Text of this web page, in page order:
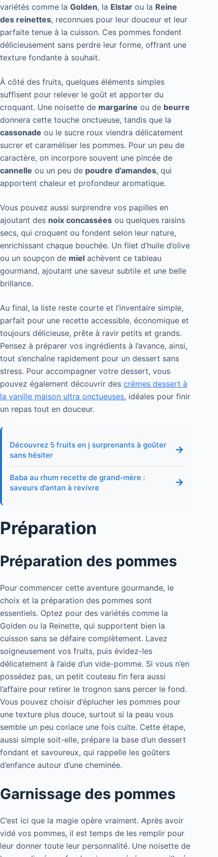
variétés comme la Golden, la Elstar ou la Reine
des reinettes, reconnues pour leur douceur et leur
parfaite tenue à la cuisson. Ces pommes fondent
délicieusement sans perdre leur forme, offrant une
texture fondante à souhait.
À côté des fruits, quelques éléments simples
suffisent pour relever le goût et apporter du
croquant. Une noisette de margarine ou de beurre
donnera cette touche onctueuse, tandis que la
cassonade ou le sucre roux viendra délicatement
sucrer et caraméliser les pommes. Pour un peu de
caractère, on incorpore souvent une pincée de
cannelle ou un peu de poudre d’amandes, qui
apportent chaleur et profondeur aromatique.
Vous pouvez aussi surprendre vos papilles en
ajoutant des noix concassées ou quelques raisins
secs, qui croquent ou fondent selon leur nature,
enrichissant chaque bouchée. Un filet d’huile d’olive
ou un soupçon de miel achèvent ce tableau
gourmand, ajoutant une saveur subtile et une belle
brillance.
Au final, la liste reste courte et l’inventaire simple,
parfait pour une recette accessible, économique et
toujours délicieuse, prête à ravir petits et grands.
Pensez à préparer vos ingrédients à l’avance, ainsi,
tout s’enchaîne rapidement pour un dessert sans
stress. Pour accompagner votre dessert, vous
pouvez également découvrir des crèmes dessert à
la vanille maison ultra onctueuses, idéales pour finir
un repas tout en douceur.
Découvrez 5 fruits en j surprenants à goûter
sans hésiter
→
Baba au rhum recette de grand-mère :
saveurs d’antan à revivre
→
Préparation
Préparation des pommes
Pour commencer cette aventure gourmande, le
choix et la préparation des pommes sont
essentiels. Optez pour des variétés comme la
Golden ou la Reinette, qui supportent bien la
cuisson sans se défaire complètement. Lavez
soigneusement vos fruits, puis évidez-les
délicatement à l’aide d’un vide-pomme. Si vous n’en
possédez pas, un petit couteau fin fera aussi
l’affaire pour retirer le trognon sans percer le fond.
Vous pouvez choisir d’éplucher les pommes pour
une texture plus douce, surtout si la peau vous
semble un peu coriace une fois cuite. Cette étape,
aussi simple soit-elle, prépare la base d’un dessert
fondant et savoureux, qui rappelle les goûters
d’enfance autour d’une cheminée.
Garnissage des pommes
C’est ici que la magie opère vraiment. Après avoir
vidé vos pommes, il est temps de les remplir pour
leur donner toute leur personnalité. Une noisette de